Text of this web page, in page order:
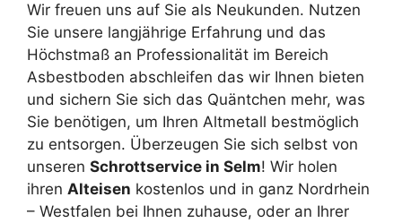
Wir freuen uns auf Sie als Neukunden. Nutzen
Sie unsere langjährige Erfahrung und das
Höchstmaß an Professionalität im Bereich
Asbestboden abschleifen das wir Ihnen bieten
und sichern Sie sich das Quäntchen mehr, was
Sie benötigen, um Ihren Altmetall bestmöglich
zu entsorgen. Überzeugen Sie sich selbst von
unseren Schrottservice in Selm! Wir holen
ihren Alteisen kostenlos und in ganz Nordrhein
– Westfalen bei Ihnen zuhause, oder an Ihrer